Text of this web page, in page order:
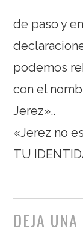
de paso y
podemos
con el
Jerez»..
«Jerez no
TU
DEJA UNA